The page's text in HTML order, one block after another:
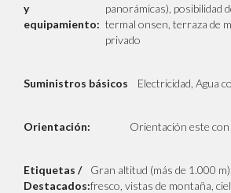
y
equipamiento:
panorámicas), posibilidad
termal onsen, terraza de
privado
Suministros básicos Electricidad, Agua
Orientación: Orientación este
Etiquetas /
Destacados:
Gran altitud (más de 1.000
fresco, vistas de montaña,